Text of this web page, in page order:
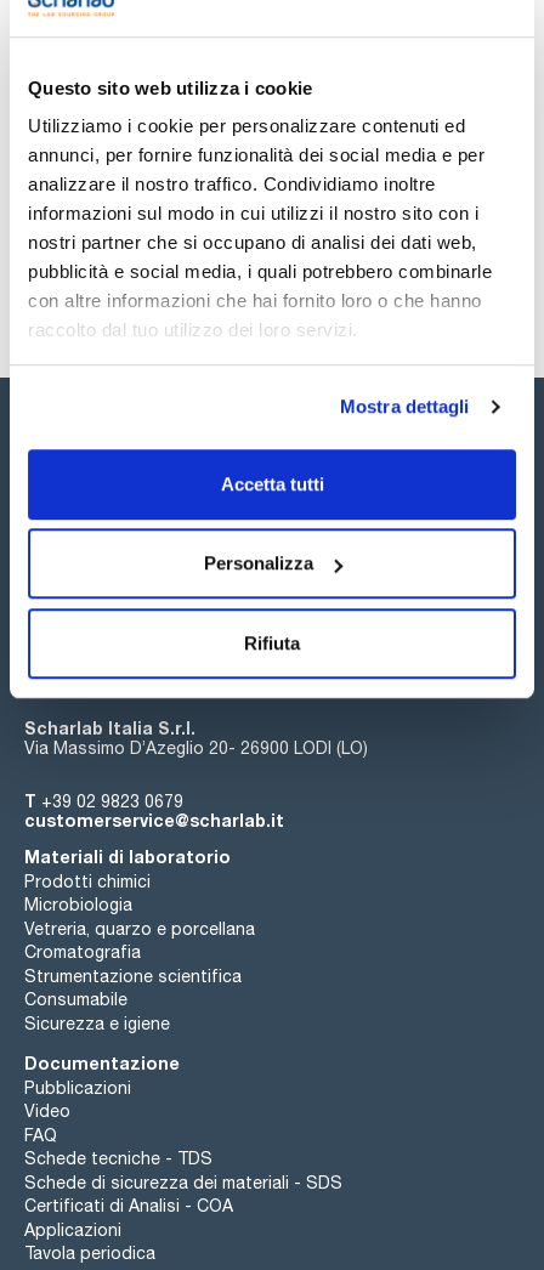
Questo sito web utilizza i cookie
Utilizziamo i cookie per personalizzare contenuti ed
annunci, per fornire funzionalità dei social media e per
analizzare il nostro traffico. Condividiamo inoltre
informazioni sul modo in cui utilizzi il nostro sito con i
nostri partner che si occupano di analisi dei dati web,
pubblicità e social media, i quali potrebbero combinarle
con altre informazioni che hai fornito loro o che hanno
raccolto dal tuo utilizzo dei loro servizi.
Mostra dettagli
Accetta tutti
Personalizza
Rifiuta
Documentazione tecnica
TDS / Scheda tecnica
Registrati per i download
COA
Registrati per i download
SDS / Scheda di
Sicurezza
Registrati per i download
Seguici:
Iscriviti alla Newsletter
Scharlab Italia S.r.l.
Via Massimo D’Azeglio 20- 26900 LODI (LO)
T +39 02 9823 0679
customerservice@scharlab.it
Materiali di laboratorio
Prodotti chimici
Microbiologia
Vetreria, quarzo e porcellana
Cromatografia
Strumentazione scientifica
Consumabile
Sicurezza e igiene
Documentazione
Pubblicazioni
Video
FAQ
Schede tecniche - TDS
Schede di sicurezza dei materiali - SDS
Certificati di Analisi - COA
Applicazioni
Tavola periodica